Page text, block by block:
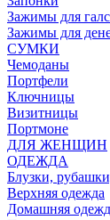
Зажимы для
Зажимы для
СУМКИ
Чемоданы
Портфели
Ключницы
Визитницы
Портмоне
ДЛЯ ЖЕНЩИН
ОДЕЖДА
Блузки,
Верхняя одежда
Домашняя